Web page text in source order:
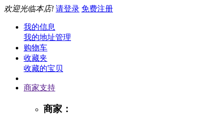
欢迎光临本店! 请登录 免费注册
我的信息
我的地址管理
购物车
收藏夹
收藏的宝贝
商家支持
商家：